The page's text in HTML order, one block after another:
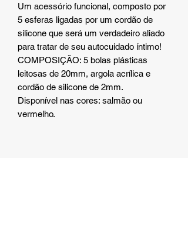
Um acessório funcional, composto por
5 esferas ligadas por um cordão de
silicone que será um verdadeiro aliado
para tratar de seu autocuidado íntimo!
COMPOSIÇÃO: 5 bolas plásticas
leitosas de 20mm, argola acrílica e
cordão de silicone de 2mm.
Disponível nas cores: salmão ou
vermelho.